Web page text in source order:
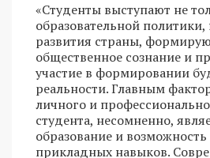
«Студенты выступают не
образовательной
развития страны,
общественное сознание и
участие в формировании
реальности. Главным
личного и
студента, несомненно,
образование и
прикладных навыков.